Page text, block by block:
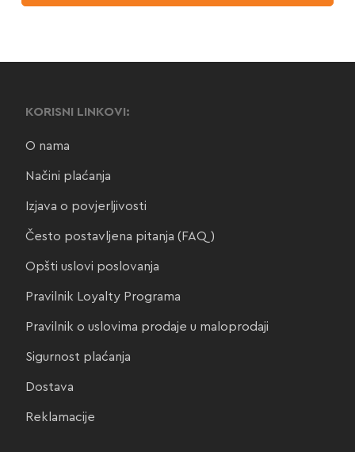
KORISNI LINKOVI:
O nama
Načini plaćanja
Izjava o povjerljivosti
Često postavljena pitanja (FAQ)
Opšti uslovi poslovanja
Pravilnik Loyalty Programa
Pravilnik o uslovima prodaje u maloprodaji
Sigurnost plaćanja
Dostava
Reklamacije